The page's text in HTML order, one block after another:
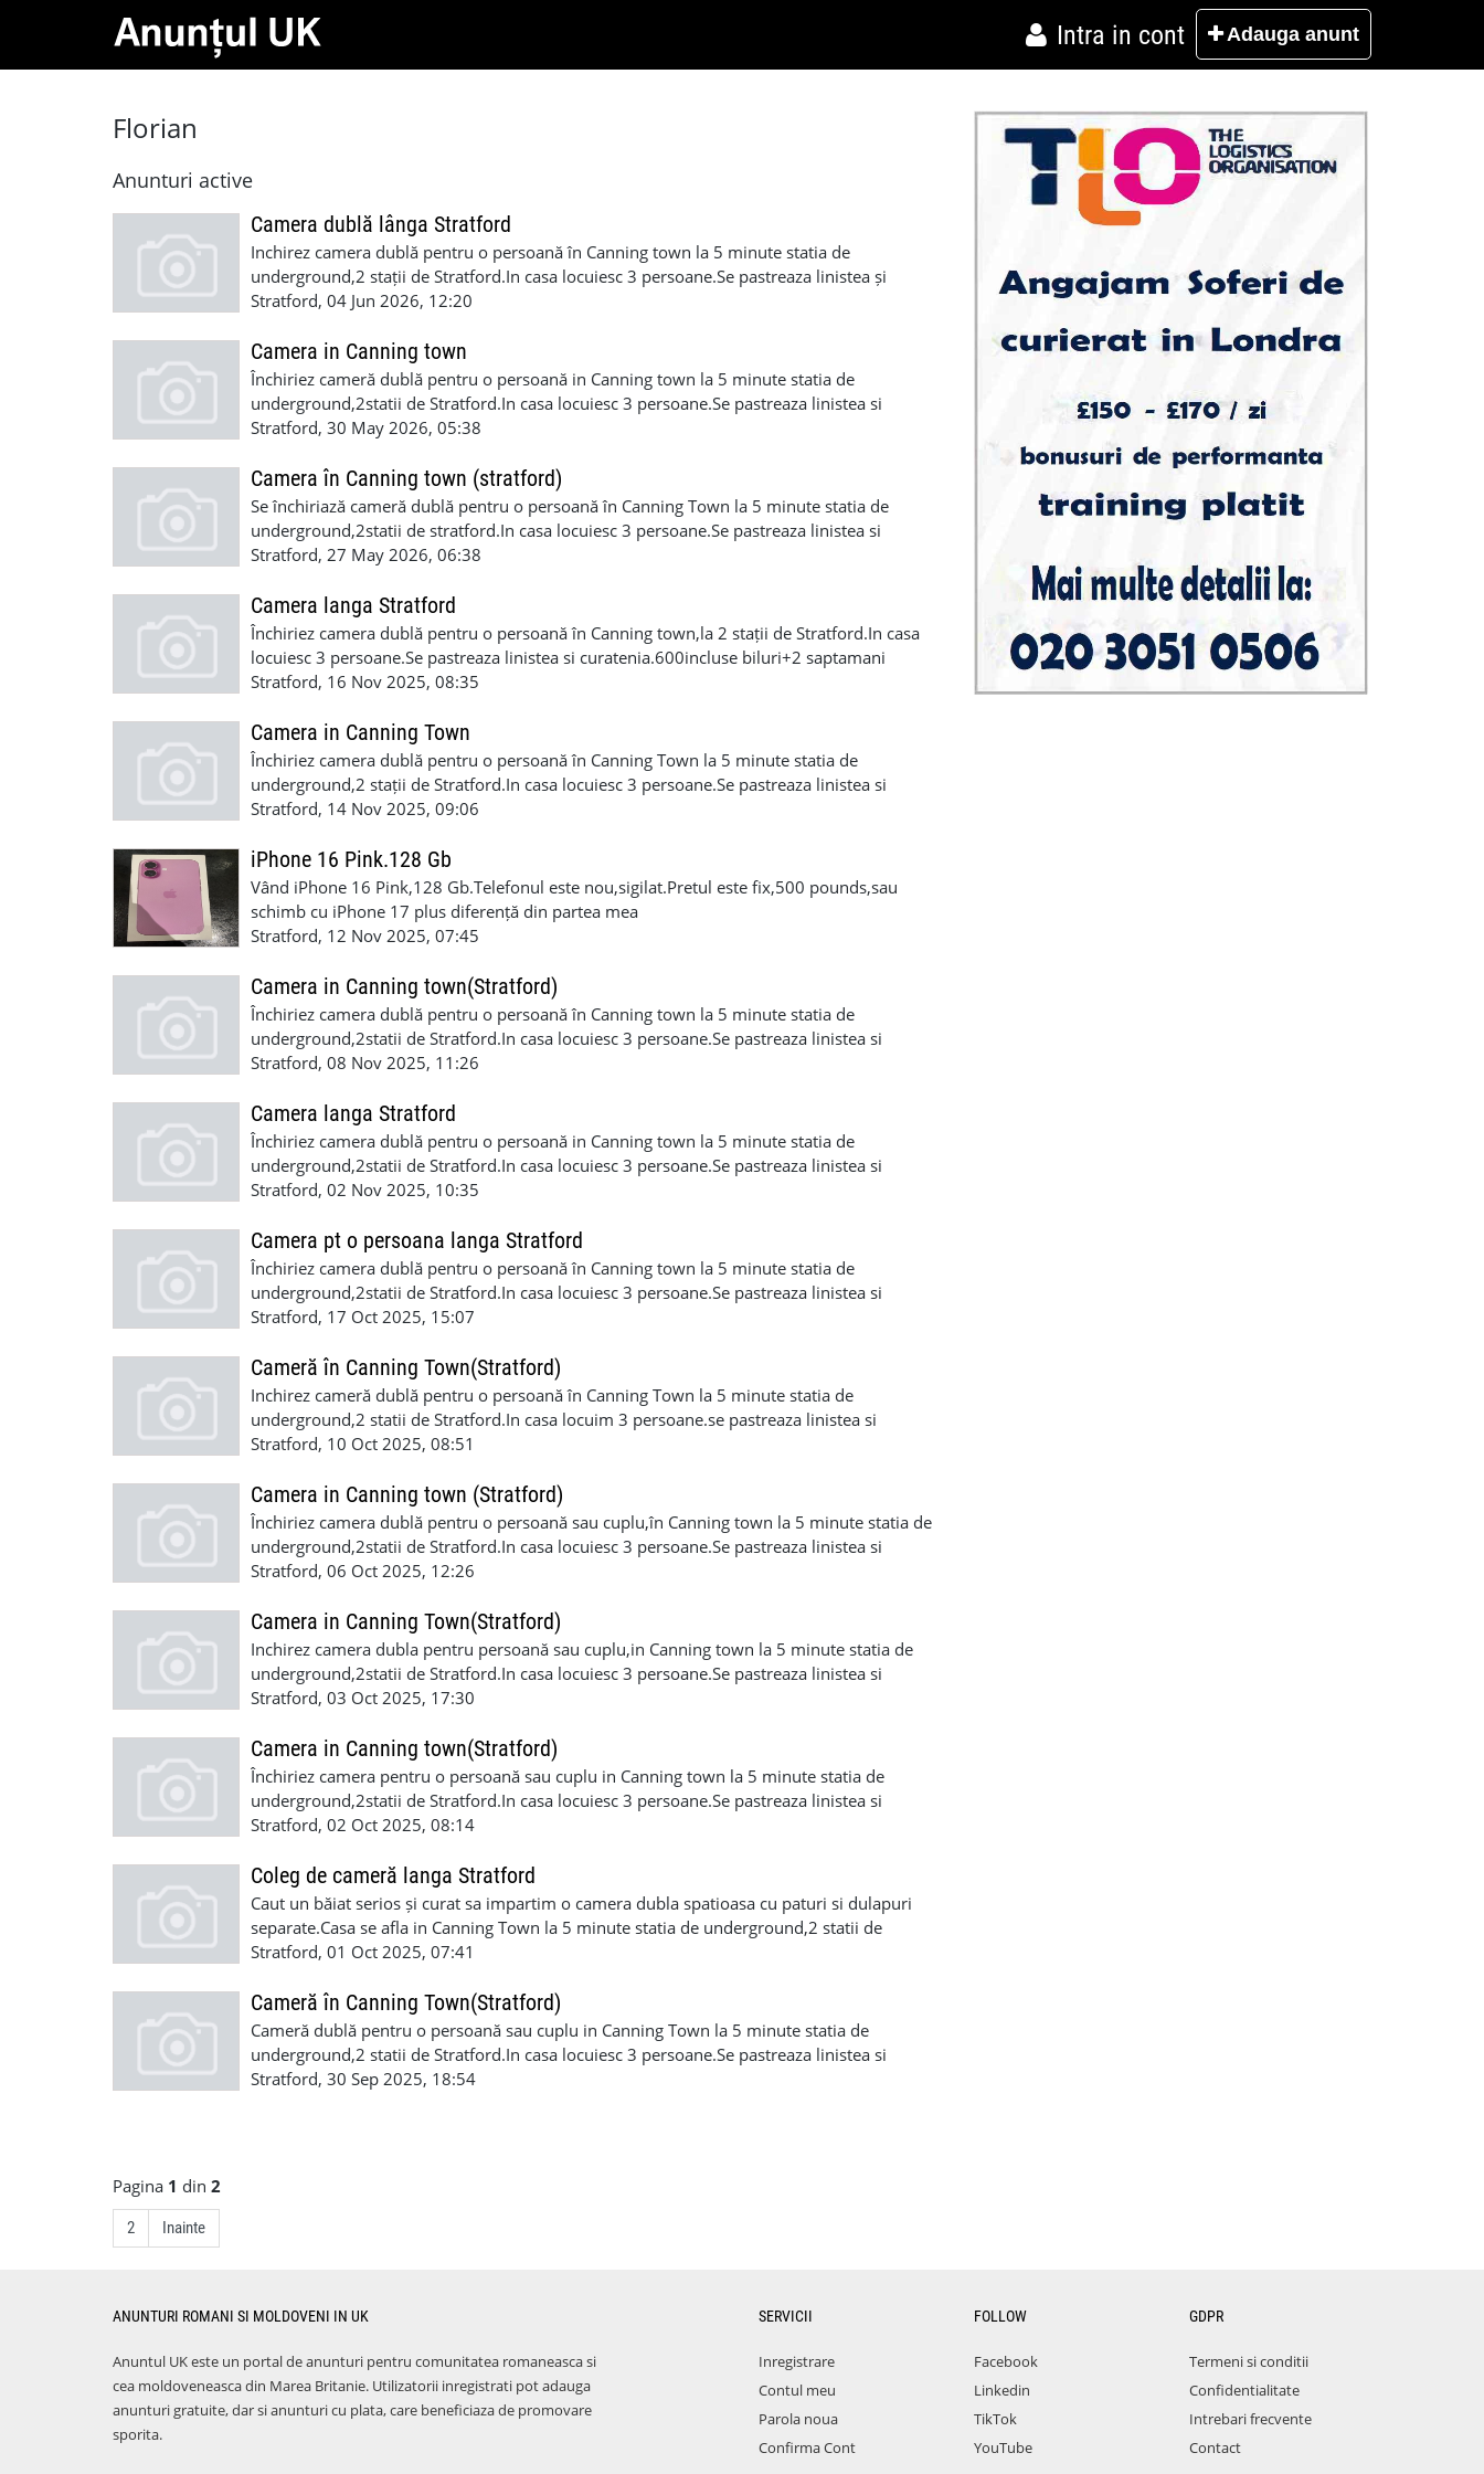
Intra in cont Adauga anunt
Florian
Anunturi active
Camera dublă lânga Stratford
Inchirez camera dublă pentru o persoană în Canning town la 5 minute statia de
underground,2 stații de Stratford.In casa locuiesc 3 persoane.Se pastreaza linistea și
curatenia.600incluse biluri+o luna depozit
Stratford, 04 Jun 2026, 12:20
Camera in Canning town
Închiriez cameră dublă pentru o persoană in Canning town la 5 minute statia de
underground,2statii de Stratford.In casa locuiesc 3 persoane.Se pastreaza linistea si
curatenia.600 incluse biluri+2 saptamani depozit
Stratford, 30 May 2026, 05:38
Camera în Canning town (stratford)
Se închiriază cameră dublă pentru o persoană în Canning Town la 5 minute statia de
underground,2statii de stratford.In casa locuiesc 3 persoane.Se pastreaza linistea si
curatenia.600incluse biluri+o luna depozit
Stratford, 27 May 2026, 06:38
Camera langa Stratford
Închiriez camera dublă pentru o persoană în Canning town,la 2 stații de Stratford.In casa
locuiesc 3 persoane.Se pastreaza linistea si curatenia.600incluse biluri+2 saptamani
depozit
Stratford, 16 Nov 2025, 08:35
Camera in Canning Town
Închiriez camera dublă pentru o persoană în Canning Town la 5 minute statia de
underground,2 stații de Stratford.In casa locuiesc 3 persoane.Se pastreaza linistea si
curatenia.600incluse biluri+2 saptamani depozit
Stratford, 14 Nov 2025, 09:06
iPhone 16 Pink.128 Gb
Vând iPhone 16 Pink,128 Gb.Telefonul este nou,sigilat.Pretul este fix,500 pounds,sau
schimb cu iPhone 17 plus diferență din partea mea
Stratford, 12 Nov 2025, 07:45
Camera in Canning town(Stratford)
Închiriez camera dublă pentru o persoană în Canning town la 5 minute statia de
underground,2statii de Stratford.In casa locuiesc 3 persoane.Se pastreaza linistea si
curatenia.600 incluse biluri+o luna depozit.De preferat o persoana fara vicii
Stratford, 08 Nov 2025, 11:26
Camera langa Stratford
Închiriez camera dublă pentru o persoană in Canning town la 5 minute statia de
underground,2statii de Stratford.In casa locuiesc 3 persoane.Se pastreaza linistea si
curatenia.De preferat o persoană fara vicii.600 incluse biluri+2 săptămâni depozit
Stratford, 02 Nov 2025, 10:35
Camera pt o persoana langa Stratford
Închiriez camera dublă pentru o persoană în Canning town la 5 minute statia de
underground,2statii de Stratford.In casa locuiesc 3 persoane.Se pastreaza linistea si
curatenia.600incluse biluri+2saptamani depozit
Stratford, 17 Oct 2025, 15:07
Cameră în Canning Town(Stratford)
Inchirez cameră dublă pentru o persoană în Canning Town la 5 minute statia de
underground,2 statii de Stratford.In casa locuim 3 persoane.se pastreaza linistea si
curatenia.De preferat cautam o persoană fara vicii.600incluse biluri+2saptamani depozit
Stratford, 10 Oct 2025, 08:51
Camera in Canning town (Stratford)
Închiriez camera dublă pentru o persoană sau cuplu,în Canning town la 5 minute statia de
underground,2statii de Stratford.In casa locuiesc 3 persoane.Se pastreaza linistea si
curatenia.650-cuplu,600-persoana,biluri incluse +2 săptămîni depozit
Stratford, 06 Oct 2025, 12:26
Camera in Canning Town(Stratford)
Inchirez camera dubla pentru persoană sau cuplu,in Canning town la 5 minute statia de
underground,2statii de Stratford.In casa locuiesc 3 persoane.Se pastreaza linistea si
curatenia.600persoana,650cuplu,biluri incluse +2 saptamani depozit
Stratford, 03 Oct 2025, 17:30
Camera in Canning town(Stratford)
Închiriez camera pentru o persoană sau cuplu in Canning town la 5 minute statia de
underground,2statii de Stratford.In casa locuiesc 3 persoane.Se pastreaza linistea si
curatenia
Stratford, 02 Oct 2025, 08:14
Coleg de cameră langa Stratford
Caut un băiat serios și curat sa impartim o camera dubla spatioasa cu paturi si dulapuri
separate.Casa se afla in Canning Town la 5 minute statia de underground,2 statii de
Stratford.In casa locuiesc 3 persoane.Se pastreaza linistea si curatenia.350incluse biluri+o
Stratford, 01 Oct 2025, 07:41
Cameră în Canning Town(Stratford)
Cameră dublă pentru o persoană sau cuplu in Canning Town la 5 minute statia de
underground,2 statii de Stratford.In casa locuiesc 3 persoane.Se pastreaza linistea si
curatenia.650cuplu,600 persoană.+depozit.Biluri incluse
Stratford, 30 Sep 2025, 18:54
Pagina 1 din 2
2 Inainte
ANUNTURI ROMANI SI MOLDOVENI IN UK
Anuntul UK este un portal de anunturi pentru comunitatea romaneasca si
cea moldoveneasca din Marea Britanie. Utilizatorii inregistrati pot adauga
anunturi gratuite, dar si anunturi cu plata, care beneficiaza de promovare
sporita.
SERVICII
Inregistrare
Contul meu
Parola noua
Confirma Cont
FOLLOW
Facebook
Linkedin
TikTok
YouTube
GDPR
Termeni si conditii
Confidentialitate
Intrebari frecvente
Contact